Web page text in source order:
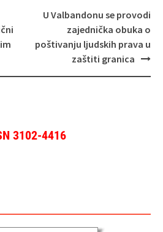
U Valbandonu se provodi
zajednička obuka o
poštivanju ljudskih prava u
zaštiti granica
3102-4416